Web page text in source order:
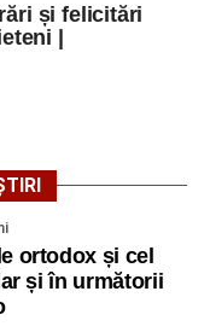
și felicitări
|
ortodox și cel
și în următorii